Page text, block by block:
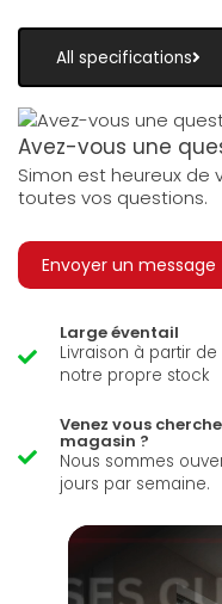
All specifications
Avez-vous une
Simon est heureux
toutes vos questions.
Envoyer un message
Large éventail
Livraison à partir de
notre propre stock
Venez vous
magasin ?
Nous sommes
jours par semaine.